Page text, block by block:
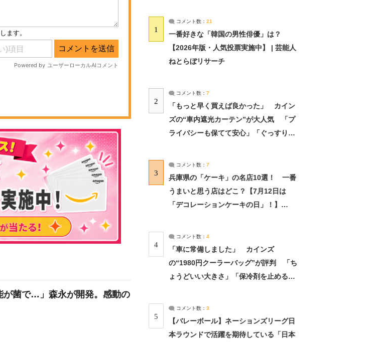
が菌で…」森永が開発。感動の
1
コメント数： 21
一番好きな「韓国の男性俳優」は？
【2026年版・人気投票実施中】 | 芸能人
ねとらぼリサーチ
2
コメント数： 7
「もっと早く買えば良かった」 カイン
ズの“車内遮光カーテン”が大人気 「プ
ライバシーも保てて安心」「ぐっすり眠
3
コメント数： 7
兵庫県の「ケーキ」の名店10選！ 一番
うまいと思う店はどこ？【7月12日は
「デコレーションケーキの日」！】
4
コメント数： 4
「車に常備しました」 カインズ
の“1980円クーラーバッグ”が評判 「ち
ょうどいい大きさ」「保冷剤を止めるベ
5
コメント数： 3
【バレーボール】ネーションズリーグ日
本ラウンドで活躍を期待している「日本